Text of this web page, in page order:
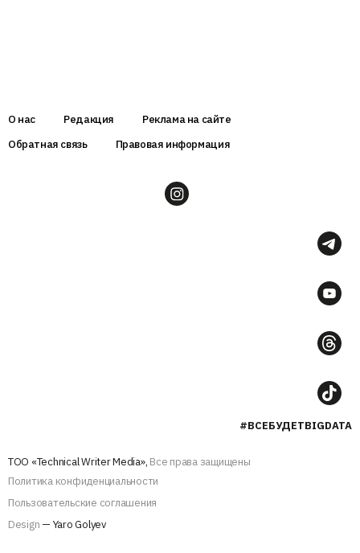
О нас Редакция
Реклама на сайте
Обратная связь
Правовая информация
#ВСЕБУДЕТBIGDATA
ТОО «Technical Writer Media», Все права защищены
Политика конфиденциальности
Пользовательские соглашения
Design — Yaro Golyev